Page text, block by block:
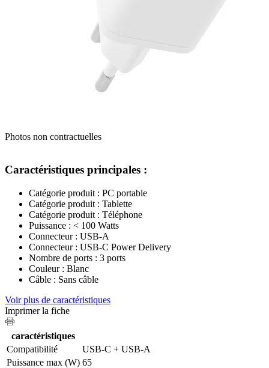
Photos non contractuelles
Caractéristiques principales :
Catégorie produit : PC portable
Catégorie produit : Tablette
Catégorie produit : Téléphone
Puissance : < 100 Watts
Connecteur : USB-A
Connecteur : USB-C Power Delivery
Nombre de ports : 3 ports
Couleur : Blanc
Câble : Sans câble
Voir plus de caractéristiques
Imprimer la fiche
caractéristiques
Compatibilité
USB-C + USB-A
Puissance max (W) 65